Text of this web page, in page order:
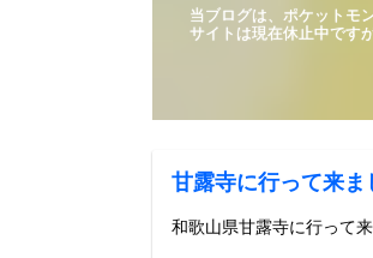
当ブログは、ポケットモ
サイトは現在休止中
甘露寺に行って来ま
和歌山県甘露寺に行って来